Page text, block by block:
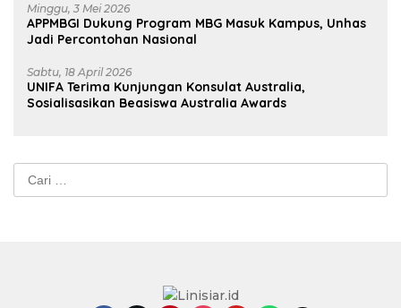
Minggu, 3 Mei 2026
APPMBGI Dukung Program MBG Masuk Kampus, Unhas
Jadi Percontohan Nasional
Sabtu, 18 April 2026
UNIFA Terima Kunjungan Konsulat Australia,
Sosialisasikan Beasiswa Australia Awards
Cari
untuk: